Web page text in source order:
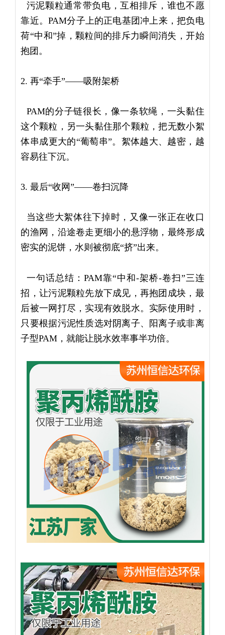
污泥颗粒通常带负电，互相排斥，谁也不愿
靠近。PAM分子上的正电基团冲上来，把负电
荷“中和”掉，颗粒间的排斥力瞬间消失，开始
抱团。
2. 再“牵手”——吸附架桥
PAM的分子链很长，像一条软绳，一头黏住
这个颗粒，另一头黏住那个颗粒，把无数小絮
体串成更大的“葡萄串”。絮体越大、越密，越
容易往下沉。
3. 最后“收网”——卷扫沉降
当这些大絮体往下掉时，又像一张正在收口
的渔网，沿途卷走更细小的悬浮物，最终形成
密实的泥饼，水则被彻底“挤”出来。
一句话总结：PAM靠“中和-架桥-卷扫”三连
招，让污泥颗粒先放下成见，再抱团成块，最
后被一网打尽，实现有效脱水。实际使用时，
只要根据污泥性质选对阴离子、阳离子或非离
子型PAM，就能让脱水效率事半功倍。